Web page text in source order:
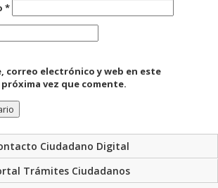
*
correo electrónico y web en este
vez que comente.
Ciudadano Digital
Trámites Ciudadanos